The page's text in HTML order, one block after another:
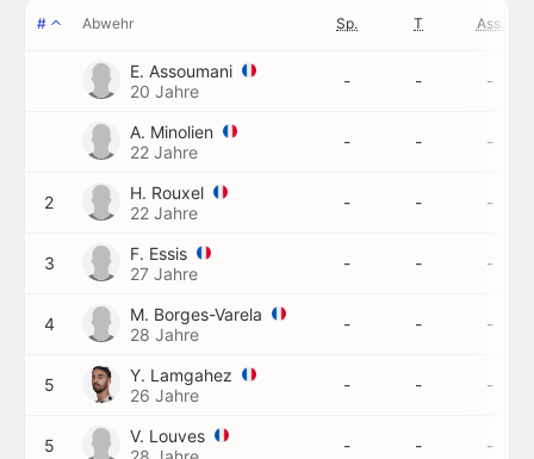
# Abwehr Sp. T Ass.
E. Assoumani
20 Jahre
- - -
A. Minolien
22 Jahre
- - -
2
H. Rouxel
22 Jahre
- - -
3
F. Essis
27 Jahre
- - -
4
M. Borges-Varela
28 Jahre
- - -
5
Y. Lamgahez
26 Jahre
- - -
5
V. Louves
- - -